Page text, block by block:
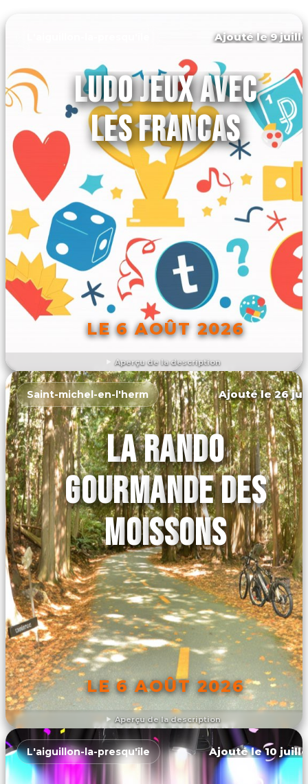
Aperçu de la description
Ajouté le 9
LUDO JEUX AVEC
LES FRANCAS
LE 6 AOÛT 2026
DÉCOUVRIR L'ÉVÉNEMENT
Aperçu de la description
Saint-michel-en-l'herm Ajouté le 26
LA RANDO
GOURMANDE DES
MOISSONS
LE 6 AOÛT 2026
DÉCOUVRIR L'ÉVÉNEMENT
L'aiguillon-la-presqu'île Ajouté le 10